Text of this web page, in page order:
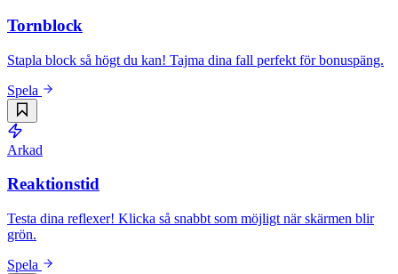
Tornblock
Stapla block så högt du kan! Tajma dina fall perfekt för bonuspäng.
Spela
Arkad
Reaktionstid
Testa dina reflexer! Klicka så snabbt som möjligt när skärmen blir
grön.
Spela